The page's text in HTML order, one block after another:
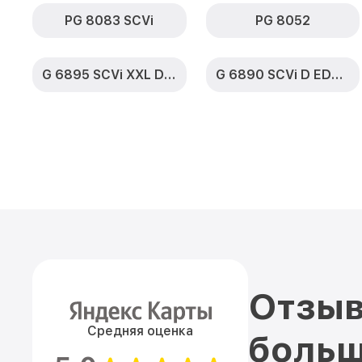
PG 8083 SCVi PG 8052
G 6895 SCVi XXL D ED230 2,0 k2o G 6890 SCVi D ED230 2,0 k2o
Средняя оценка